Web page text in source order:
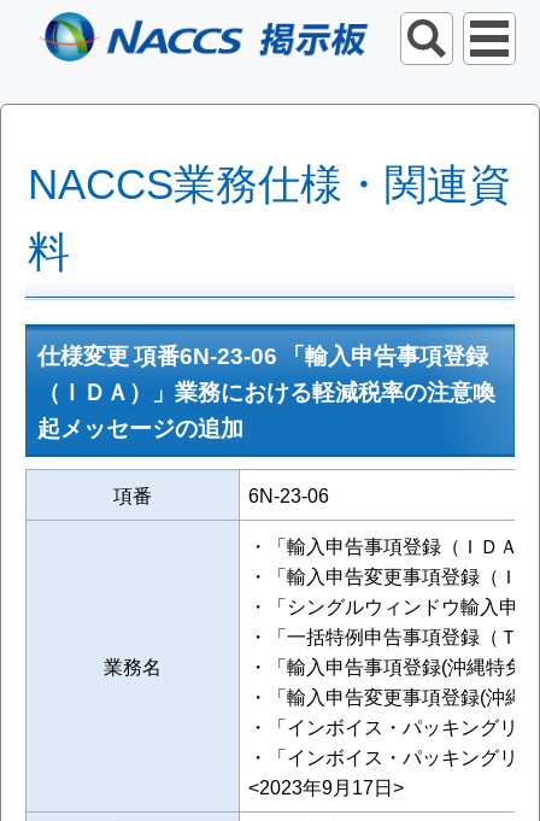
NACCS業務仕様・関連資
料
仕様変更 項番6N-23-06 「輸入申告事項登録
（ＩＤＡ）」業務における軽減税率の注意喚
起メッセージの追加
項番 6N-23-06
業務名
・「輸入申告事項登録（ＩＤＡ
・「輸入申告変更事項登録（Ｉ
・「シングルウィンドウ輸入申
・「一括特例申告事項登録（Ｔ
・「輸入申告事項登録(沖縄特免
・「輸入申告変更事項登録(沖縄
・「インボイス・パッキングリ
・「インボイス・パッキングリ
<2023年9月17日>